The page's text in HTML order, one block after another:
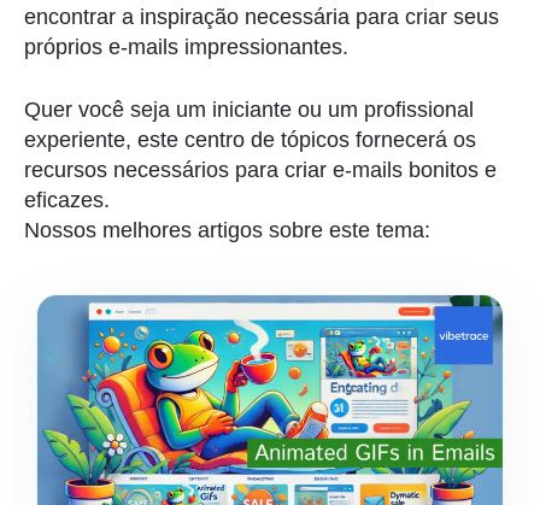
encontrar a inspiração necessária para criar seus
próprios e-mails impressionantes.
Quer você seja um iniciante ou um profissional
experiente, este centro de tópicos fornecerá os
recursos necessários para criar e-mails bonitos e
eficazes.
Nossos melhores artigos sobre este tema: